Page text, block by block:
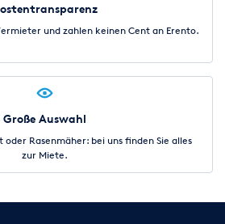
und zahlen keinen Cent an Erento.
Große Auswahl
oder Rasenmäher: bei uns finden Sie alles
zur Miete.